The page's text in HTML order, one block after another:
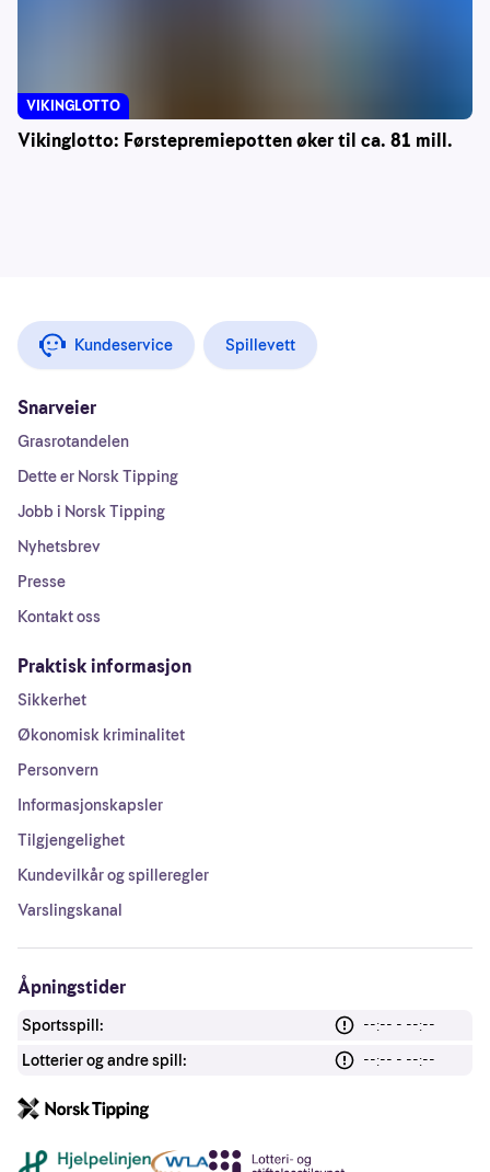
Vikinglotto: Førstepremiepotten øker til ca. 81 mill.
VIKINGLOTTO
Kundeservice Spillevett
Snarveier
Grasrotandelen
Dette er Norsk Tipping
Jobb i Norsk Tipping
Nyhetsbrev
Presse
Kontakt oss
Praktisk informasjon
Sikkerhet
Økonomisk kriminalitet
Personvern
Informasjonskapsler
Tilgjengelighet
Kundevilkår og spilleregler
Varslingskanal
Åpningstider
Sportsspill:
--:-- - --:--
Lotterier og andre spill:
--:-- - --:--
Andre lenker